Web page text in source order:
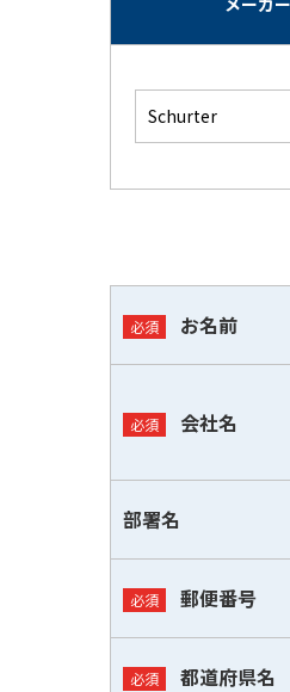
お名前
会社名
部署名
郵便番号
都道府県名